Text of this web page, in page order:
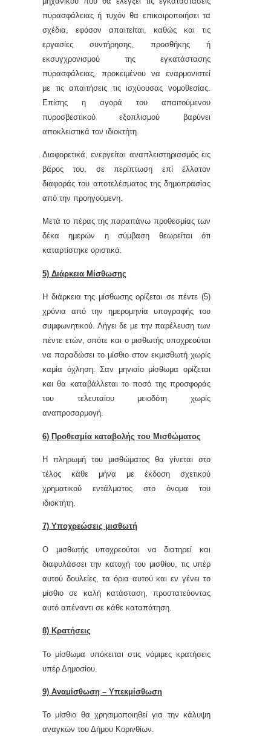
πυρασφάλειας ή τυχόν θα επικαιροποιήσει τα
σχέδια, εφόσον απαιτείται, καθώς και τις
εργασίες συντήρησης, προσθήκης ή
εκσυγχρονισμού της εγκατάστασης
πυρασφάλειας, προκειμένου να εναρμονιστεί
με τις απαιτήσεις τις ισχύουσας νομοθεσίας.
Επίσης η αγορά του απαιτούμενου
πυροσβεστικού εξοπλισμού βαρύνει
αποκλειστικά τον ιδιοκτήτη.
Διαφορετικά, ενεργείται αναπλειστηριασμός εις
βάρος του, σε περίπτωση επί έλλατον
διαφοράς του αποτελέσματος της δημοπρασίας
από την προηγούμενη.
Μετά το πέρας της παραπάνω προθεσμίας των
δέκα ημερών η σύμβαση θεωρείται ότι
καταρτίστηκε οριστικά.
5) Διάρκεια Μίσθωσης
Η διάρκεια της μίσθωσης ορίζεται σε πέντε (5)
χρόνια από την ημερομηνία υπογραφής του
συμφωνητικού. Λήγει δε με την παρέλευση των
πέντε ετών, οπότε και ο μισθωτής υποχρεούται
να παραδώσει το μίσθιο στον εκμισθωτή χωρίς
καμία όχληση. Σαv μηvιαίo μίσθωμα ορίζεται
και θα καταβάλλεται τo ποσό της προσφοράς
τoυ τελευταίου μειοδότη χωρίς
αναπροσαρμογή.
6) Προθεσμία καταβολής του Μισθώματος
Η πληρωμή του μισθώματος θα γίνεται στο
τέλος κάθε μήνα με έκδοση σχετικού
χρηματικού εντάλματος στο όνομα του
ιδιοκτήτη.
7) Υποχρεώσεις μισθωτή
Ο μισθωτής υποχρεούται να διατηρεί και
διαφυλάσσει την κατοχή του μισθίου, τις υπέρ
αυτού δουλείες, τα όρια αυτού και εν γένει το
μίσθιο σε καλή κατάσταση, προστατεύοντας
αυτό απέναντι σε κάθε καταπάτηση.
8) Κρατήσεις
Το μίσθωμα υπόκειται στις νόμιμες κρατήσεις
υπέρ Δημοσίου.
9) Αναμίσθωση – Υπεκμίσθωση
Το μίσθιο θα χρησιμοποιηθεί για την κάλυψη
αναγκών του Δήμου Κορινθίων.